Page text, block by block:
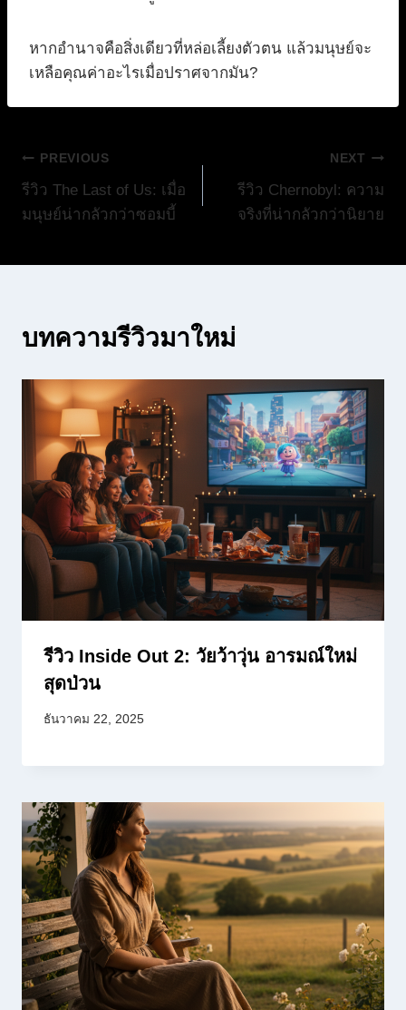
หากอำนาจคือสิ่งเดียวที่หล่อเลี้ยงตัวตน แล้วมนุษย์จะ
เหลือคุณค่าอะไรเมื่อปราศจากมัน?
แนะแนว
เรื่อง
PREVIOUS
รีวิว The Last of Us: เมื่อ
มนุษย์น่ากลัวกว่าซอมบี้
NEXT
รีวิว Chernobyl: ความ
จริงที่น่ากลัวกว่านิยาย
บทความรีวิวมาใหม่
รีวิว Inside Out 2: วัยว้าวุ่น อารมณ์ใหม่
สุดป่วน
ธันวาคม 22, 2025